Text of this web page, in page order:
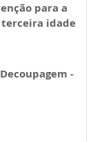
para a
idade
-